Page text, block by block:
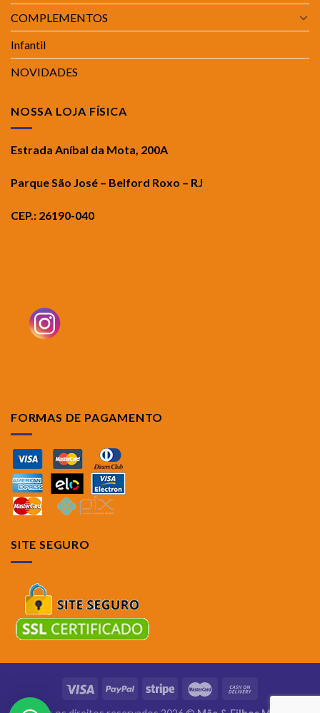
COMPLEMENTOS
Infantil
NOVIDADES
NOSSA LOJA FÍSICA
Estrada Aníbal da Mota, 200A
Parque São José – Belford Roxo – RJ
CEP.: 26190-040
FORMAS DE PAGAMENTO
SITE SEGURO